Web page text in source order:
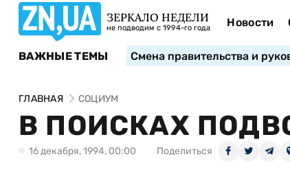
ЗЕРКАЛО НЕДЕЛИ
не подводим с 1994-го года Новости
ВАЖНЫЕ ТЕМЫ Смена правительства и
ГЛАВНАЯ СОЦИУМ
В ПОИСКАХ
16 декабря, 1994, 00:00 Поделиться